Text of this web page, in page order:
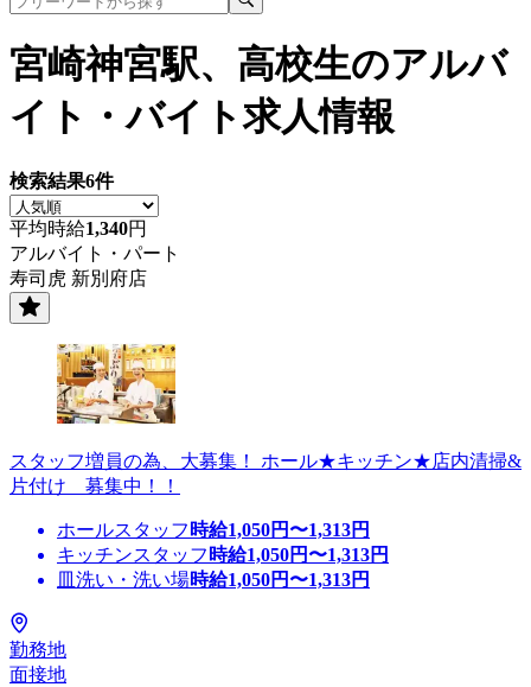
宮崎神宮駅、高校生のアルバ
イト・バイト求人情報
検索結果6件
平均時給1,340円
アルバイト・パート
寿司虎 新別府店
スタッフ増員の為、大募集！ ホール★キッチン★店内清掃&
片付け 募集中！！
ホールスタッフ 時給1,050円〜1,313円
キッチンスタッフ 時給1,050円〜1,313円
皿洗い・洗い場時給1,050円〜1,313円
勤務地
面接地